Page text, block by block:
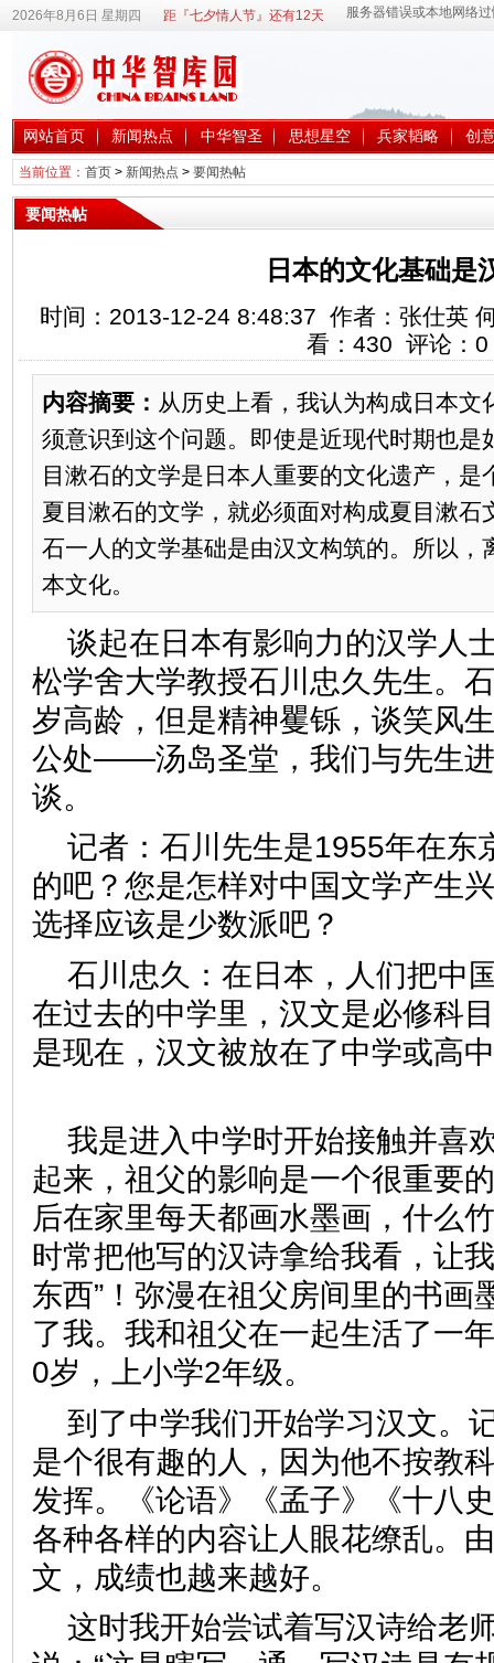
2026年8月6日 星期四 距『七夕情人节』还有12天
网站首页 新闻热点 中华智圣 思想星空 兵家韬略 创
当前位置： 首页> 新闻热点 > 要闻热帖
要闻热帖
日本的文化基础是
时间：2013-12-24 8:48:37 作者：张仕英
看： 430 评论： 0
内容摘要： 从历史上看，我认为构成日本文
须意识到这个问题。即使是近现代时期也是
目漱石的文学是日本人重要的文化遗产，是
夏目漱石的文学，就必须面对构成夏目漱石
石一人的文学基础是由汉文构筑的。所以，
本文化。
谈起在日本有影响力的汉学人
松学舍大学教授石川忠久先生。
岁高龄，但是精神矍铄，谈笑风
公处——汤岛圣堂，我们与先生
谈。
记者： 石川先生是1955年在东
的吧？您是怎样对中国文学产生
选择应该是少数派吧？
石川忠久： 在日本，人们把中
在过去的中学里，汉文是必修科
是现在，汉文被放在了中学或高
我是进入中学时开始接触并喜
起来，祖父的影响是一个很重要
后在家里每天都画水墨画，什么
时常把他写的汉诗拿给我看，让
东西”！弥漫在祖父房间里的书画
了我。我和祖父在一起生活了一
0岁，上小学2年级。
到了中学我们开始学习汉文。
是个很有趣的人，因为他不按教
发挥。《论语》《孟子》《十八
各种各样的内容让人眼花缭乱。
文，成绩也越来越好。
这时我开始尝试着写汉诗给老